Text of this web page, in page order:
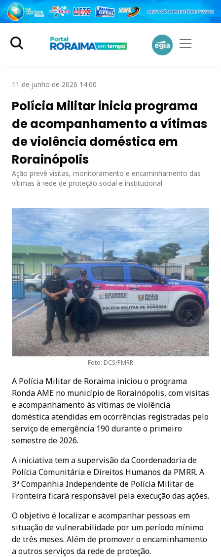
11 de junho de 2026 14:00
Polícia Militar inicia programa
de acompanhamento a vítimas
de violência doméstica em
Rorainópolis
Ação prevê visitas, monitoramento e encaminhamento das
vítimas à rede de proteção social e institucional
Foto: DCS/PMRR
A Polícia Militar de Roraima iniciou o programa
Ronda AME no município de Rorainópolis, com visitas
e acompanhamento às vítimas de violência
doméstica atendidas em ocorrências registradas pelo
serviço de emergência 190 durante o primeiro
semestre de 2026.
A iniciativa tem a supervisão da Coordenadoria de
Polícia Comunitária e Direitos Humanos da PMRR. A
3ª Companhia Independente de Polícia Militar de
Fronteira ficará responsável pela execução das ações.
O objetivo é localizar e acompanhar pessoas em
situação de vulnerabilidade por um período mínimo
de três meses. Além de promover o encaminhamento
a outros serviços da rede de proteção.